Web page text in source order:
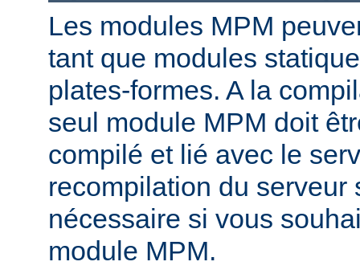
Les modules MPM
tant que modules
plates-formes. A la
seul module MPM doit
compilé et lié avec le
recompilation du serveur
nécessaire si vous
module MPM.